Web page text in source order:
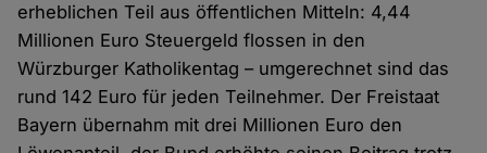
erheblichen Teil aus öffentlichen Mitteln: 4,44
Millionen Euro Steuergeld flossen in den
Würzburger Katholikentag – umgerechnet sind das
rund 142 Euro für jeden Teilnehmer. Der Freistaat
Bayern übernahm mit drei Millionen Euro den